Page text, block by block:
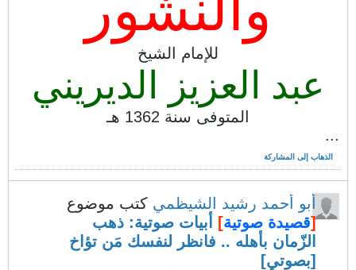
للإمام الشيخ
عبد العزيز الديريني
المتوفى سنة 1362 هـ
...
الذهاب إلى المشاركة
أبو أحمد رشيد الشيظمي كتب موضوع
[قصيدة صوتية]
أبيات صوتية: ذهب
الزّمان بأهله .. فانظر لنفسك مَن تؤاخ
[بصوتي]